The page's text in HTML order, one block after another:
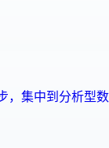
，集中到分析型